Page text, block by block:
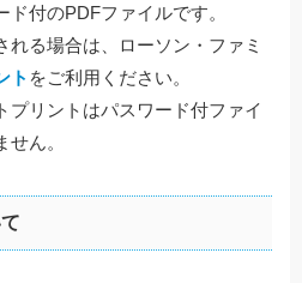
ド付のPDFファイルです。
る場合は、ローソン・ファミ
ト をご利用ください。
リントはパスワード付ファイ
ん。